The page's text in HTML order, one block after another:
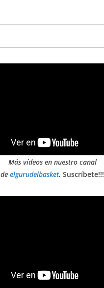
Más vídeos en nuestro canal
de elgurudelbasket. Suscríbete!!!